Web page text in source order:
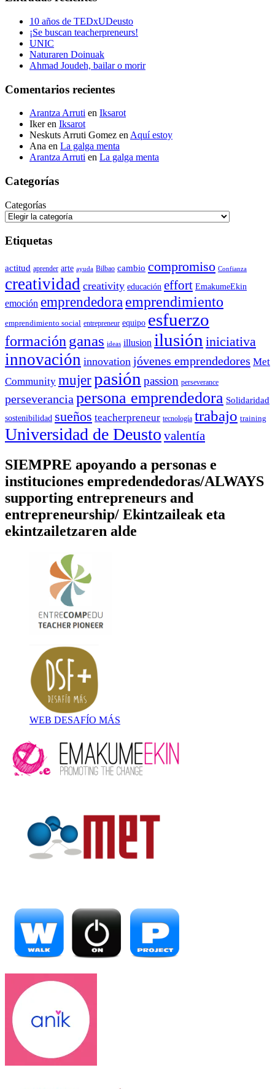
10 años de TEDxUDeusto
¡Se buscan teacherpreneurs!
UNIC
Naturaren Doinuak
Ahmad Joudeh, bailar o morir
Comentarios recientes
Arantza Arruti en Iksarot
Ikeren Iksarot
Neskuts Arruti Gomez en Aquí estoy
Ana en La galga menta
Arantza Arruti en La galga menta
Categorías
Categorías
Etiquetas
actitud aprender arte ayuda Bilbao cambio compromiso Confianza
creatividad creativity educación effort EmakumeEkin
emoción emprendedoraemprendimiento
emprendimiento social entrepreneur equipo esfuerzo
formaciónganas ideas illusion ilusión iniciativa
innovación innovation jóvenes emprendedores Met
Community mujerpasión passion perseverance
perseverancia persona emprendedora Solidaridad
sostenibilidad sueños teacherpreneur tecnología trabajo training
Universidad de Deusto valentía
SIEMPRE apoyando a personas e
instituciones empredendedoras/ALWAYS
supporting entrepreneurs and
entrepreneurship/ Ekintzaileak eta
ekintzailetzaren alde
WEB DESAFÍO MÁS